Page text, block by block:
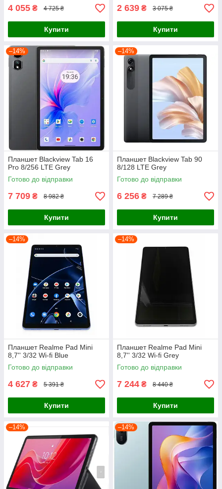
4 055 ₴ 4 725 ₴
Купити
2 639 ₴ 3 075 ₴
Купити
–14%
Планшет Blackview Tab 16
Pro 8/256 LTE Grey
Готово до відправки
7 709 ₴ 8 982 ₴
Купити
–14%
Планшет Blackview Tab 90
8/128 LTE Grey
Готово до відправки
6 256 ₴ 7 289 ₴
Купити
–14%
Планшет Realme Pad Mini
8,7'' 3/32 Wi-fi Blue
Готово до відправки
4 627 ₴ 5 391 ₴
Купити
–14%
Планшет Realme Pad Mini
8,7'' 3/32 Wi-fi Grey
Готово до відправки
7 244 ₴ 8 440 ₴
Купити
–14% –14%